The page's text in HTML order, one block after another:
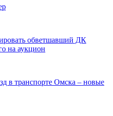
обветшавший ДК
на аукцион
в транспорте Омска – новые